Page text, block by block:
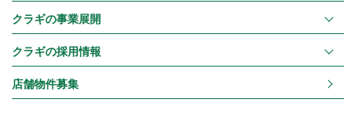
クラギの事業展開
クラギの採用情報
店舗物件募集